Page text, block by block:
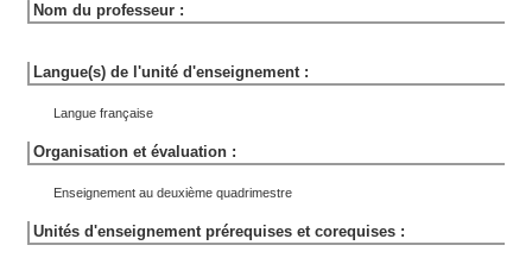
Nom du professeur :
Langue(s) de l'unité d'enseignement :
Langue française
Organisation et évaluation :
Enseignement au deuxième quadrimestre
Unités d'enseignement prérequises et corequises :